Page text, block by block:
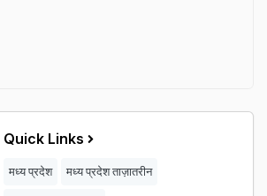
Quick Links
मध्य प्रदेश मध्य प्रदेश ताज़ातरीन